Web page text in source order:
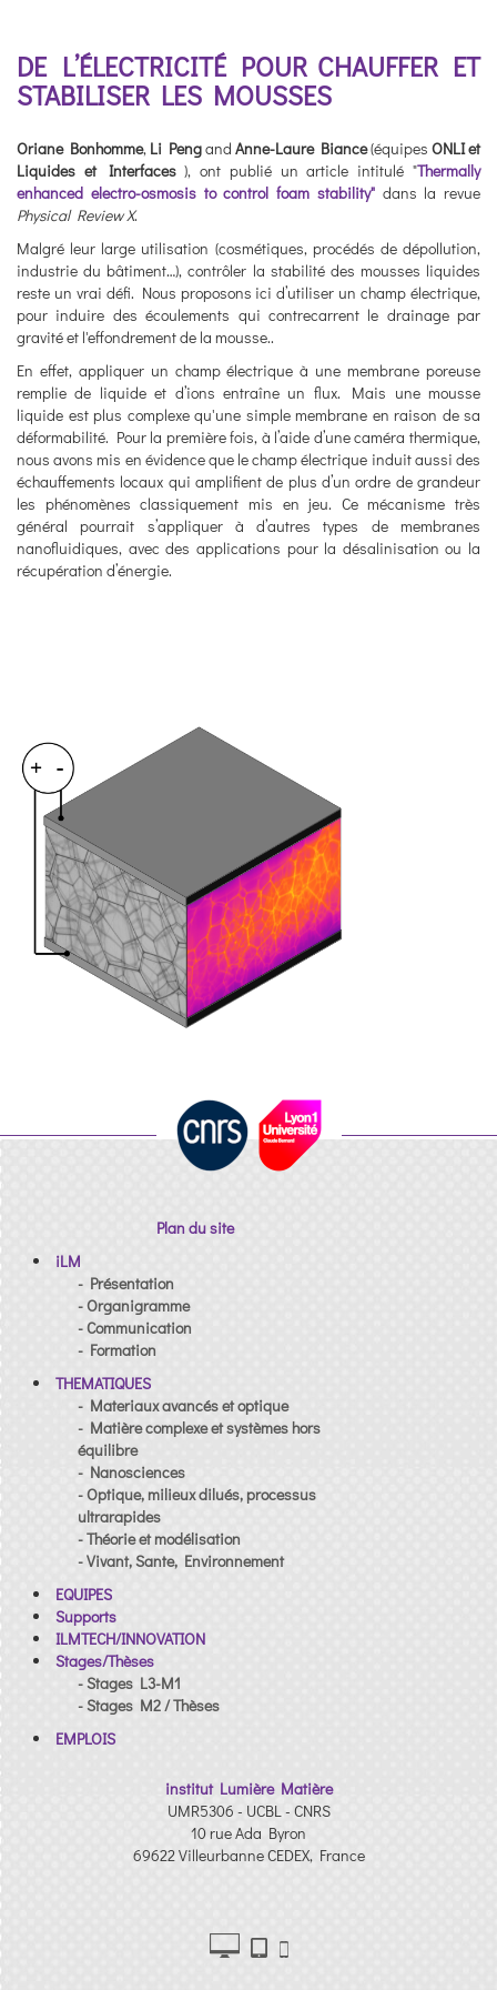
DE L’ÉLECTRICITÉ POUR CHAUFFER ET
STABILISER LES MOUSSES
Oriane Bonhomme, Li Pengand Anne-Laure Biance(équipes ONLI et
Liquides et Interfaces), ont publié un article intitulé "Thermally
enhanced electro-osmosis to control foam stability"dans la revue
Physical Review X.
Malgré leur large utilisation (cosmétiques, procédés de dépollution,
industrie du bâtiment…), contrôler la stabilité des mousses liquides
reste un vrai défi. Nous proposons ici d’utiliser un champ électrique,
pour induire des écoulements qui contrecarrent le drainage par
gravité et l'effondrement de la mousse..
En effet, appliquer un champ électrique à une membrane poreuse
remplie de liquide et d’ions entraîne un flux. Mais une mousse
liquide est plus complexe qu'une simple membrane en raison de sa
déformabilité. Pour la première fois, à l’aide d’une caméra thermique,
nous avons mis en évidence que le champ électrique induit aussi des
échauffements locaux qui amplifient de plus d’un ordre de grandeur
les phénomènes classiquement mis en jeu. Ce mécanisme très
général pourrait s’appliquer à d’autres types de membranes
nanofluidiques, avec des applications pour la désalinisation ou la
récupération d’énergie.
Plan du site
iLM
- Présentation
- Organigramme
- Communication
- Formation
THEMATIQUES
- Materiaux avancés et optique
- Matière complexe et systèmes hors
équilibre
- Nanosciences
- Optique, milieux dilués, processus
ultrarapides
- Théorie et modélisation
- Vivant, Sante, Environnement
EQUIPES
Supports
ILMTECH/INNOVATION
Stages/Thèses
- Stages L3-M1
- Stages M2 / Thèses
EMPLOIS
institut Lumière Matière
UMR5306 - UCBL - CNRS
10 rue Ada Byron
69622 Villeurbanne CEDEX, France